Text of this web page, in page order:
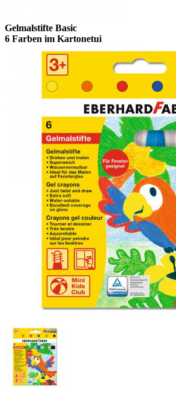
Gelmalstifte Basic
6 Farben im Kartonetui